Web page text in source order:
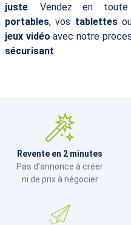
juste. Vendez en
portables, vos tablettes
jeux vidéo avec notre
sécurisant.
Revente en 2 minutes
Pas d'annonce à créer
ni de prix à négocier